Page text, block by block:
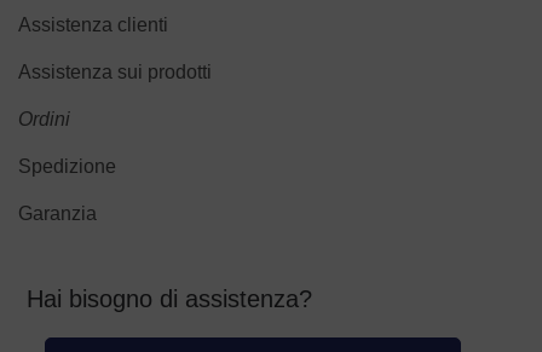
Assistenza clienti
Assistenza sui prodotti
Ordini
Spedizione
Garanzia
Hai bisogno di assistenza?